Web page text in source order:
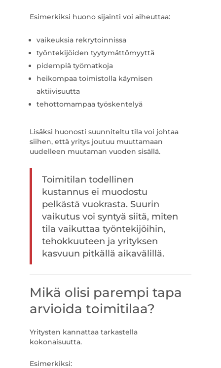
Esimerkiksi huono sijainti voi aiheuttaa:
vaikeuksia rekrytoinnissa
työntekijöiden tyytymättömyyttä
pidempiä työmatkoja
heikompaa toimistolla käymisen
aktiivisuutta
tehottomampaa työskentelyä
Lisäksi huonosti suunniteltu tila voi johtaa
siihen, että yritys joutuu muuttamaan
uudelleen muutaman vuoden sisällä.
Toimitilan todellinen
kustannus ei muodostu
pelkästä vuokrasta. Suurin
vaikutus voi syntyä siitä, miten
tila vaikuttaa työntekijöihin,
tehokkuuteen ja yrityksen
kasvuun pitkällä aikavälillä.
Mikä olisi parempi tapa
arvioida toimitilaa?
Yritysten kannattaa tarkastella
kokonaisuutta.
Esimerkiksi: